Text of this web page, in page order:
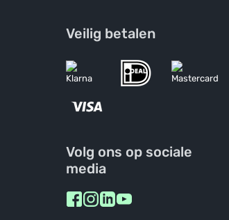
Veilig betalen
Volg ons op sociale
media